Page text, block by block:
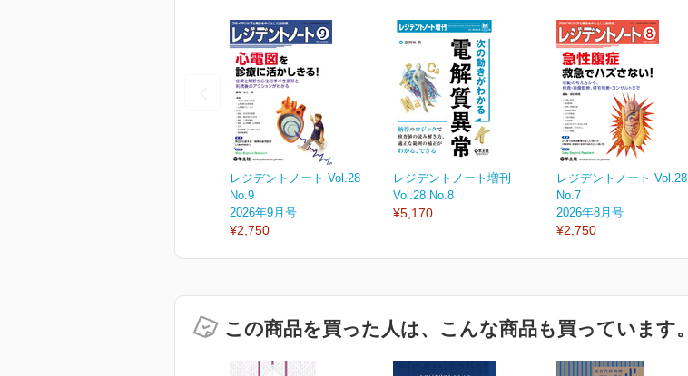
レジデントノート Vol.28
No.9
2026年9月号
¥2,750
レジデントノート増刊
Vol.28 No.8
¥5,170
レジデントノート Vol.28
No.7
2026年8月号
¥2,750
この商品を買った人は、こんな商品も買っています。